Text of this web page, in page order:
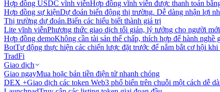
Hợp đồng USDC vĩnh viễnHợp đồng vĩnh viễn được thanh toán
Hợp đồng sự kiệnDự đoán biến động thị trường. Dễ dàng nhận lợi
Thị trường dự đoán.Biến các hiểu biết thành giá trị
Lite vĩnh viễnPhương thức giao dịch tối giản, lý tưởng cho người
Hợp đồng demoKhông cần tài sản thế chấp, thích hợp để hành nghề
BotTự động thực hiện các chiến lược đặt trước để nắm bắt cơ hội
TradFi
Giao dịch
Giao ngayMua hoặc bán tiền điện tử nhanh chóng
DEX +Giao dịch các token Web3 phổ biến trên chuỗi một cách dễ